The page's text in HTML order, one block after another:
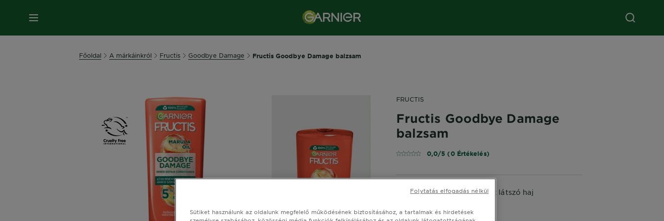
MENÜ
Főoldal A márkáinkról Fructis Goodbye Damage Fructis Goodbye Damage balzsam
FRUCTIS
Fructis Goodbye Damage
balzsam
0,0/5 (0 Értékelés)
Selymesnek és ragyogónak látszó haj
Sütiket használunk az oldalunk megfelelő működésének biztosításához, a tartalmak és hirdetések
Folytatás elfogadás nélkül